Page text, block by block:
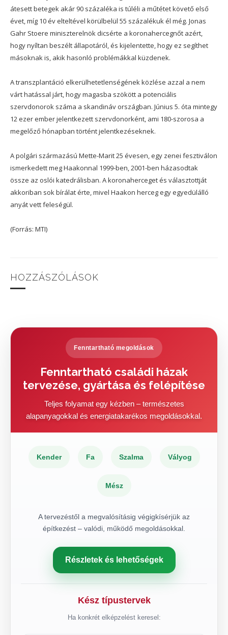
átesett betegek akár 90 százaléka is túléli a műtétet követő első
évet, míg 10 év elteltével körülbelül 55 százalékuk él még. Jonas
Gahr Stoere miniszterelnök dicsérte a koronahercegnőt azért,
hogy nyíltan beszélt állapotáról, és kijelentette, hogy ez segíthet
másoknak is, akik hasonló problémákkal küzdenek.
A transzplantáció elkerülhetetlenségének közlése azzal a nem
várt hatással járt, hogy magasba szökött a potenciális
szervdonorok száma a skandináv országban. Június 5. óta mintegy
12 ezer ember jelentkezett szervdonorként, ami 180-szorosa a
megelőző hónapban történt jelentkezéseknek.
A polgári származású Mette-Marit 25 évesen, egy zenei fesztiválon
ismerkedett meg Haakonnal 1999-ben, 2001-ben házasodtak
össze az oslói katedrálisban. A koronaherceget és választottját
akkoriban sok bírálat érte, mivel Haakon herceg egy egyedülálló
anyát vett feleségül.
(Forrás: MTI)
HOZZÁSZÓLÁSOK
Fenntartható megoldások
Fenntartható családi házak
tervezése, gyártása és felépítése
Teljes folyamat egy kézben – természetes
alapanyagokkal és energiatakarékos megoldásokkal.
Kender Fa Szalma Vályog
Mész
A tervezéstől a megvalósításig végigkísérjük az
építkezést – valódi, működő megoldásokkal.
Részletek és lehetőségek
Kész típustervek
Ha konkrét elképzelést keresel: